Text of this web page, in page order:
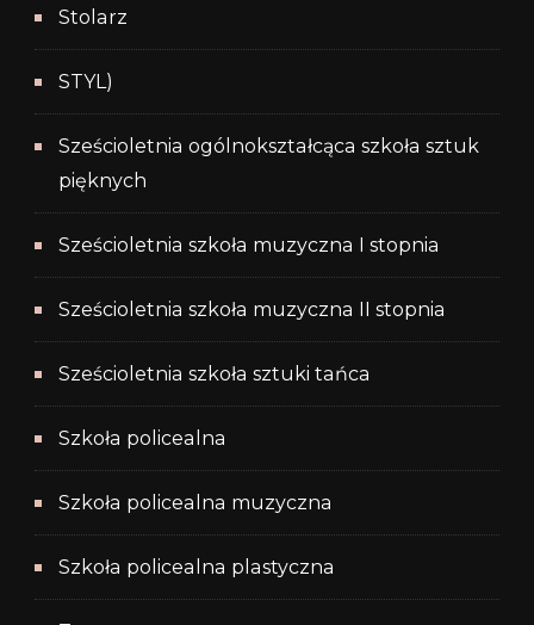
Stolarz
STYL)
Sześcioletnia ogólnokształcąca szkoła sztuk
pięknych
Sześcioletnia szkoła muzyczna I stopnia
Sześcioletnia szkoła muzyczna II stopnia
Sześcioletnia szkoła sztuki tańca
Szkoła policealna
Szkoła policealna muzyczna
Szkoła policealna plastyczna